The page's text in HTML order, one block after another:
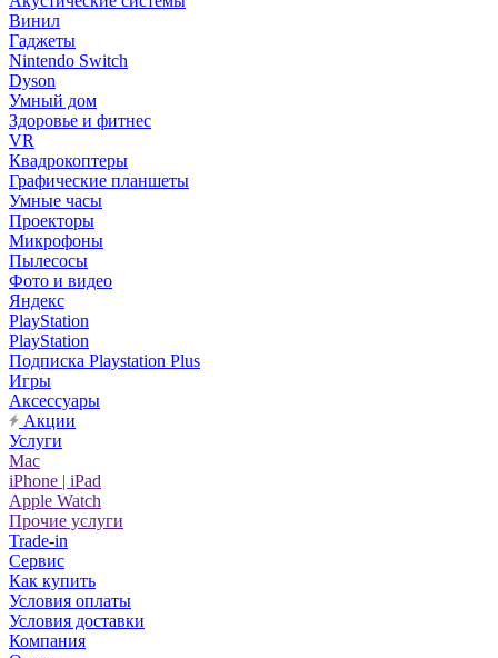
Винил
Гаджеты
Nintendo Switch
Dyson
Умный дом
Здоровье и фитнес
VR
Квадрокоптеры
Графические планшеты
Умные часы
Проекторы
Микрофоны
Пылесосы
Фото и видео
Яндекс
PlayStation
PlayStation
Подписка Playstation Plus
Игры
Аксессуары
Акции
Услуги
Mac
iPhone | iPad
Apple Watch
Прочие услуги
Trade-in
Сервис
Как купить
Условия оплаты
Условия доставки
Компания